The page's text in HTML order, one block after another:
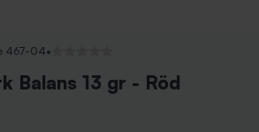
467-04•
Balans 13 gr - Röd